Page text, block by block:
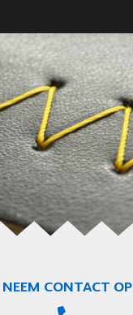
NEEM CONTACT OP